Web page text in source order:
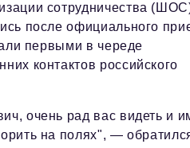
сотрудничества
после официального
первыми в череде
контактов российского
очень рад вас видеть и
на полях", —